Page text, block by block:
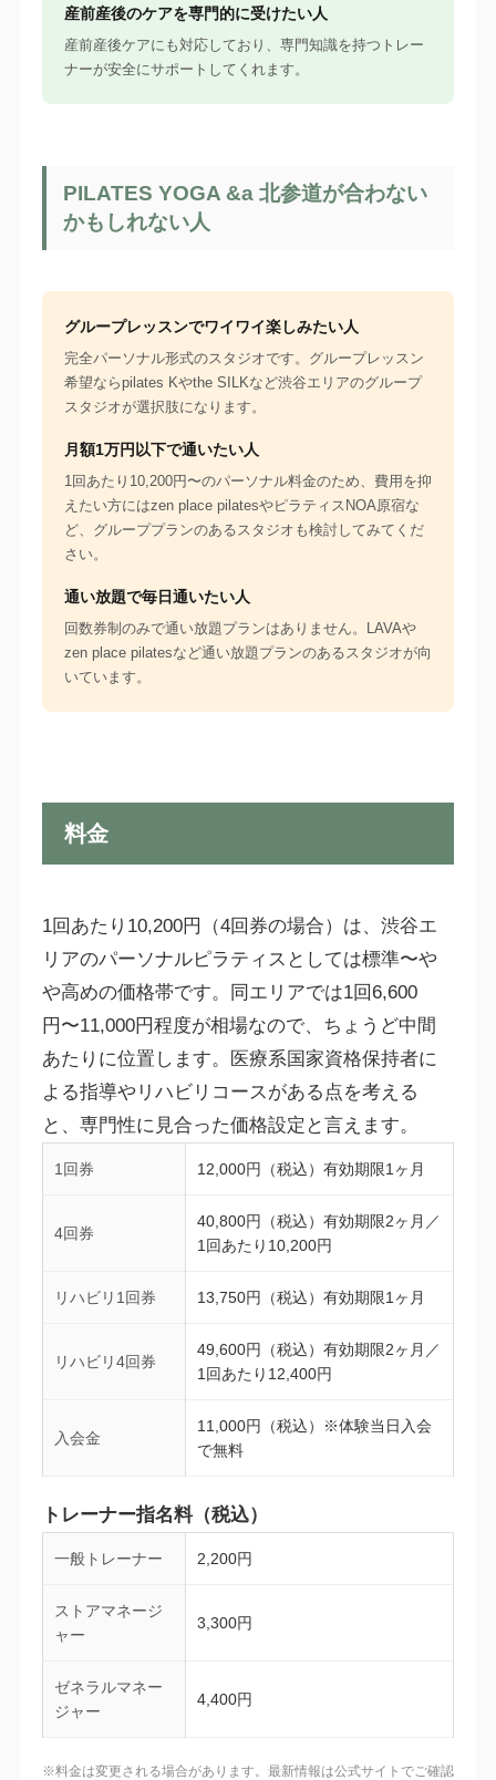
産前産後のケアを専門的に受けたい人
産前産後ケアにも対応しており、専門知識を持つトレー
ナーが安全にサポートしてくれます。
PILATES YOGA &a 北参道が合わない
かもしれない人
グループレッスンでワイワイ楽しみたい人
完全パーソナル形式のスタジオです。グループレッスン
希望ならpilates Kやthe SILKなど渋谷エリアのグループ
スタジオが選択肢になります。
月額1万円以下で通いたい人
1回あたり10,200円〜のパーソナル料金のため、費用を抑
えたい方にはzen place pilatesやピラティスNOA原宿な
ど、グループプランのあるスタジオも検討してみてくだ
さい。
通い放題で毎日通いたい人
回数券制のみで通い放題プランはありません。LAVAや
zen place pilatesなど通い放題プランのあるスタジオが向
いています。
料金
1回あたり10,200円（4回券の場合）は、渋谷エ
リアのパーソナルピラティスとしては標準〜や
や高めの価格帯です。同エリアでは1回6,600
円〜11,000円程度が相場なので、ちょうど中間
あたりに位置します。医療系国家資格保持者に
よる指導やリハビリコースがある点を考える
と、専門性に見合った価格設定と言えます。
1回券 12,000円（税込）有効期限1ヶ月
4回券
40,800円（税込）有効期限2ヶ月／
1回あたり10,200円
リハビリ1回券 13,750円（税込）有効期限1ヶ月
リハビリ4回券
49,600円（税込）有効期限2ヶ月／
1回あたり12,400円
入会金
11,000円（税込）※体験当日入会
で無料
トレーナー指名料（税込）
一般トレーナー 2,200円
ストアマネージ
ャー
3,300円
ゼネラルマネー
ジャー
4,400円
※料金は変更される場合があります。最新情報は公式サイトでご確認